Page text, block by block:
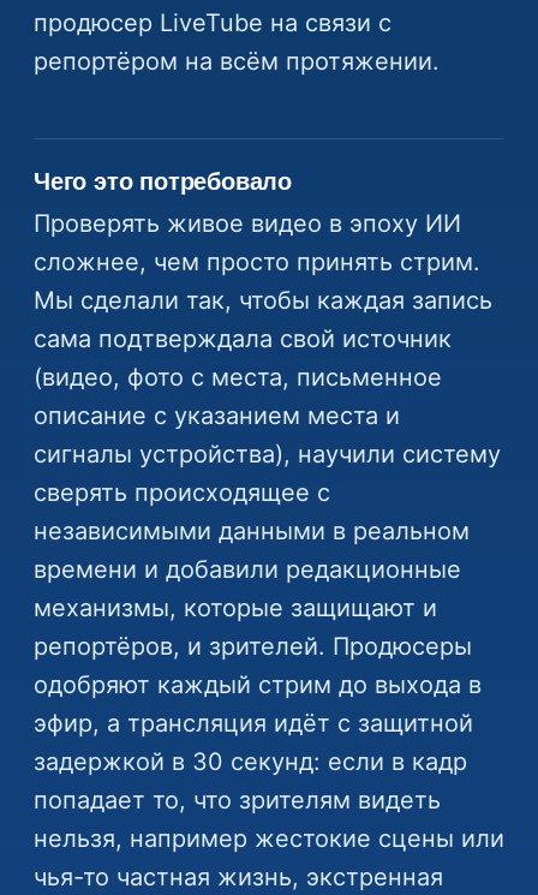
продюсер LiveTube на связи с
репортёром на всём протяжении.
Чего это потребовало
Проверять живое видео в эпоху ИИ
сложнее, чем просто принять стрим.
Мы сделали так, чтобы каждая запись
сама подтверждала свой источник
(видео, фото с места, письменное
описание с указанием места и
сигналы устройства), научили систему
сверять происходящее с
независимыми данными в реальном
времени и добавили редакционные
механизмы, которые защищают и
репортёров, и зрителей. Продюсеры
одобряют каждый стрим до выхода в
эфир, а трансляция идёт с защитной
задержкой в 30 секунд: если в кадр
попадает то, что зрителям видеть
нельзя, например жестокие сцены или
чья-то частная жизнь, экстренная